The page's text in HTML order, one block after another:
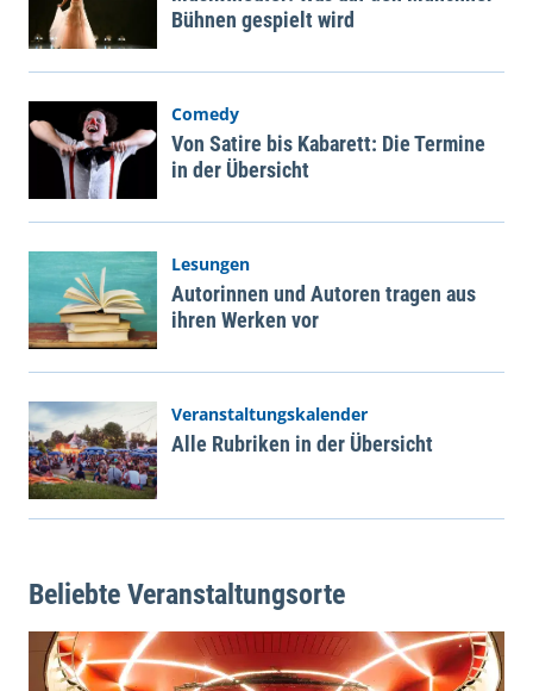
Bühnen gespielt wird
Comedy
Von Satire bis Kabarett: Die Termine
in der Übersicht
Lesungen
Autorinnen und Autoren tragen aus
ihren Werken vor
Veranstaltungskalender
Alle Rubriken in der Übersicht
Beliebte Veranstaltungsorte